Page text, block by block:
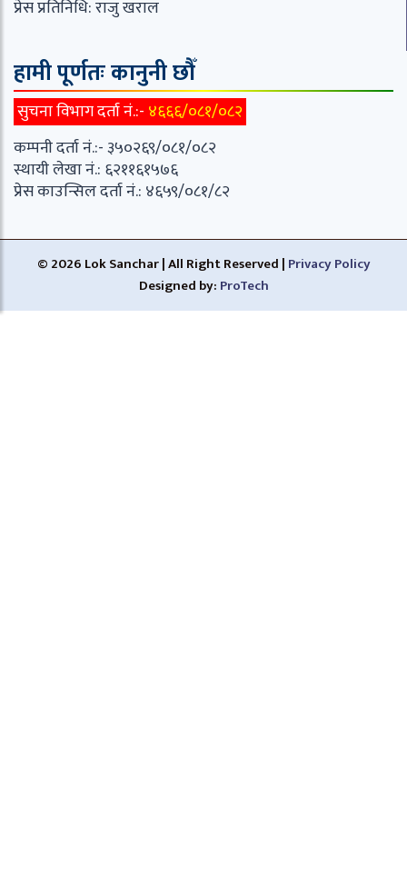
प्रेस प्रतिनिधि: राजु खराल
हामी पूर्णतः कानुनी छौँ
सुचना विभाग दर्ता नं.:- ४६६६/०८१/०८२
कम्पनी दर्ता नं.:- ३५०२६९/०८१/०८२
स्थायी लेखा नं.: ६२११६१५७६
प्रेस काउन्सिल दर्ता नं.: ४६५९/०८१/८२
© 2026 Lok Sanchar | All Right Reserved | Privacy Policy
Designed by: ProTech